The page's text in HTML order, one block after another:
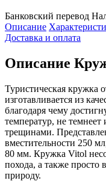
Банковский перевод
Описание
Доставка и оплата
Описание
Туристическая кружка
изготавливается из
благодаря чему
температур, не
трещинами.
вместительности 250
80 мм. Кружка Vitol
похода, а также просто
природу.